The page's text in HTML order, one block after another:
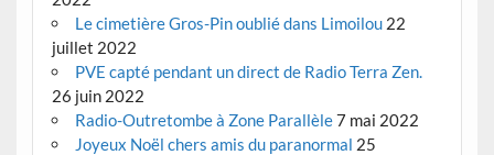
Le cimetière Gros-Pin oublié dans Limoilou 22
juillet 2022
PVE capté pendant un direct de Radio Terra Zen.
26 juin 2022
Radio-Outretombe à Zone Parallèle7 mai 2022
Joyeux Noël chers amis du paranormal 25